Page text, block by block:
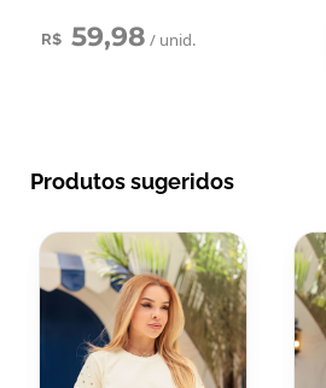
R$ 59,98 / unid.
Produtos sugeridos